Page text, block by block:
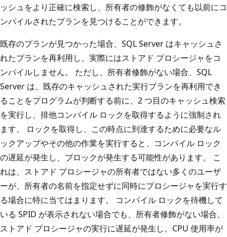
ッシュをより正確に検索し、所有者の修飾がなくても以前にコ
ンパイルされたプランを見つけることができます。
既存のプランが見つかった場合、SQL Server はキャッシュさ
れたプランを再利用し、実際にはストアド プロシージャをコ
ンパイルしません。 ただし、所有者修飾がない場合、SQL
Server は、既存のキャッシュされた実行プランを再利用でき
ることをプログラムが判断する前に、2 つ目のキャッシュ検索
を実行し、排他コンパイル ロックを取得するように強制され
ます。 ロックを取得し、この時点に到達するために必要なル
ックアップやその他の作業を実行すると、コンパイル ロック
の遅延が発生し、ブロックが発生する可能性があります。 こ
れは、ストアド プロシージャの所有者ではない多くのユーザ
ーが、所有者の名前を指定せずに同時にプロシージャを実行す
る場合に特に当てはまります。 コンパイル ロックを待機して
いる SPID が表示されない場合でも、所有者修飾がない場合、
ストアド プロシージャの実行に遅延が発生し、CPU 使用率が